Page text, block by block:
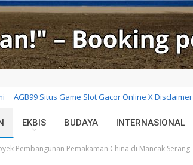
AGB99 Situs Game Slot Gacor Online X Disclaimer
EKBIS BUDAYA INTERNASIONAL
Pembangunan Pemakaman China di Mancak Serang